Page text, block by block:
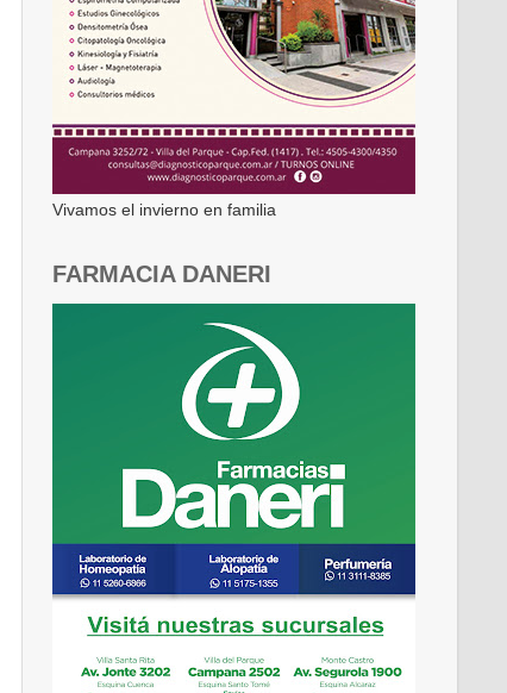
Vivamos el invierno en familia
FARMACIA DANERI